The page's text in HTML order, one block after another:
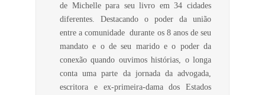
de Michelle para seu livro em 34 cidades
diferentes. Destacando o poder da união
entre a comunidade durante os 8 anos de seu
mandato e o de seu marido e o poder da
conexão quando ouvimos histórias, o longa
conta uma parte da jornada da advogada,
escritora e ex-primeira-dama dos Estados